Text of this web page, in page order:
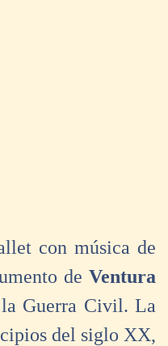
de Ventura
Guerra Civil. La
del siglo XX,